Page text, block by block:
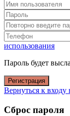
использования
Пароль будет
Регистрация
Вернуться к входу
Сброс пароля